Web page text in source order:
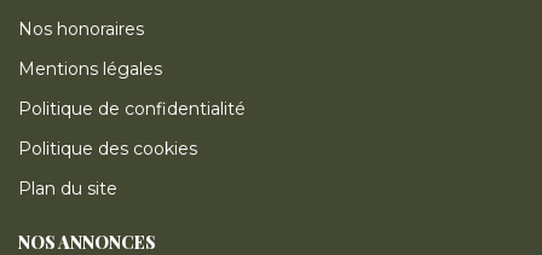
Nos honoraires
Mentions légales
Politique de confidentialité
Politique des cookies
Plan du site
NOS ANNONCES